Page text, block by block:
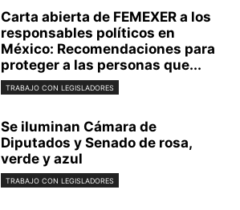
Carta abierta de FEMEXER a los
responsables políticos en
México: Recomendaciones para
proteger a las personas que...
TRABAJO CON LEGISLADORES
Se iluminan Cámara de
Diputados y Senado de rosa,
verde y azul
TRABAJO CON LEGISLADORES